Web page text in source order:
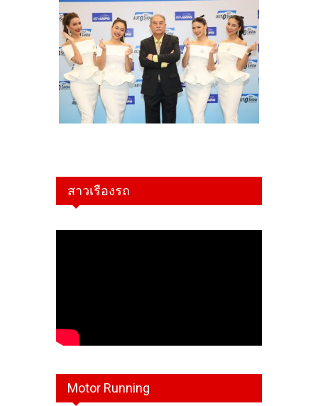
สาวเรืองรถ
Motor Running